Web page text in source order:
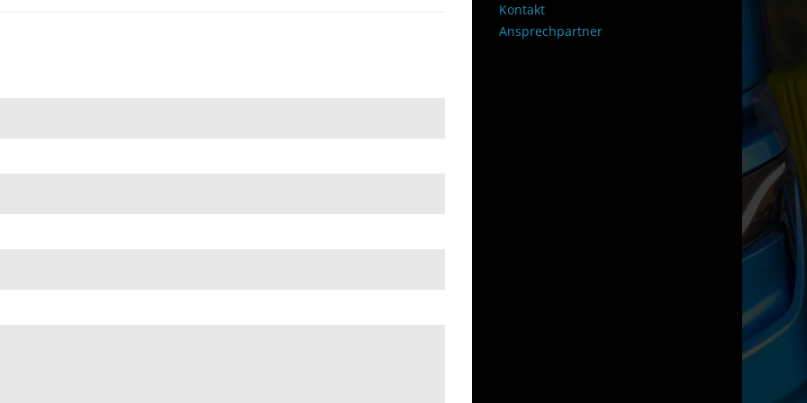
Kontakt
Ansprechpartner